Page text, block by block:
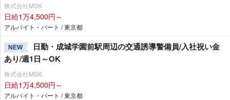
株式会社MSK
日給1万4,500円～
アルバイト・パート / 東京都
NEW
日勤・成城学園前駅周辺の交通誘導警備員/入社祝い金
あり/週1日～OK
株式会社MSK
日給1万4,500円～
アルバイト・パート / 東京都